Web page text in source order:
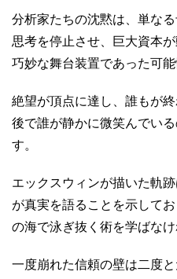
分析家たちの沈黙は、単な
思考を停止させ、巨大資本
巧妙な舞台装置であった可
絶望が頂点に達し、誰もが
後で誰が静かに微笑んでい
す。
エックスウィンが描いた軌
が真実を語ることを示して
の海で泳ぎ抜く術を学ばなけ
一度崩れた信頼の壁は二度